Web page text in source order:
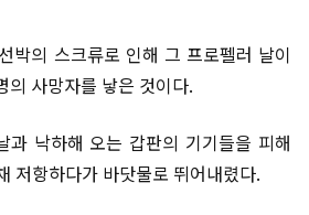
박의 스크류로 인해 그 프로펠러 날이
의 사망자를 낳은 것이다.
과 낙하해 오는 갑판의 기기들을 피해
저항하다가 바닷물로 뛰어내렸다.